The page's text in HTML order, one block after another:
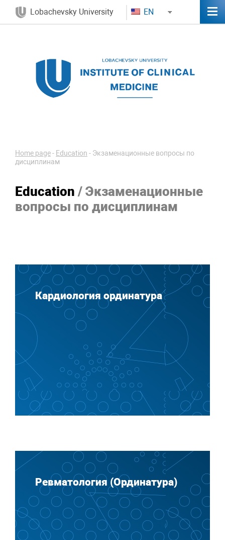
Lobachevsky University EN
Home page- Education - Экзаменационные вопросы по
дисциплинам
Education / Экзаменационные
вопросы по дисциплинам
Кардиология ординатура
Ревматология (Ординатура)